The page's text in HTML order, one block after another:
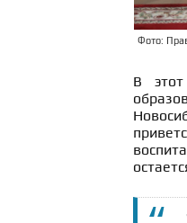
Фото:
В